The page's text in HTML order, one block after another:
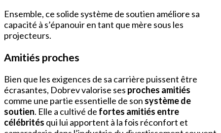
Ensemble, ce solide système de soutien améliore sa
capacité à s’épanouir en tant que mère sous les
projecteurs.
Amitiés proches
Bien que les exigences de sa carrière puissent être
écrasantes, Dobrev valorise ses proches amitiés
comme une partie essentielle de son système de
soutien. Elle a cultivé de fortes amitiés entre
célébrités qui lui apportent à la fois réconfort et